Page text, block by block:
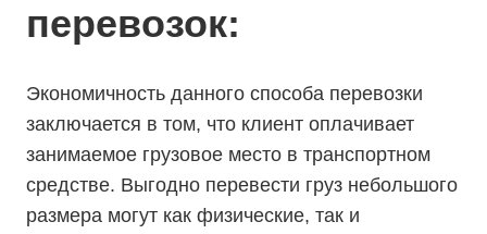
перевозок:
Экономичность данного способа перевозки
заключается в том, что клиент оплачивает
занимаемое грузовое место в транспортном
средстве. Выгодно перевести груз небольшого
размера могут как физические, так и